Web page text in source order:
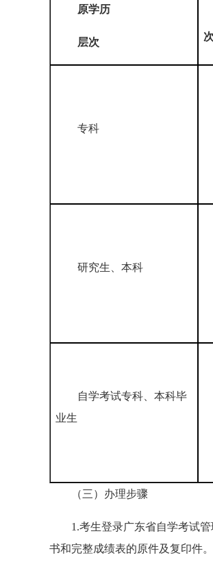
原学历
层次
次
专科
研究生、本科
自学考试专科、本科毕
业生
（三）办理步骤
1.考生登录广东省自学考试
书和完整成绩表的原件及复印件